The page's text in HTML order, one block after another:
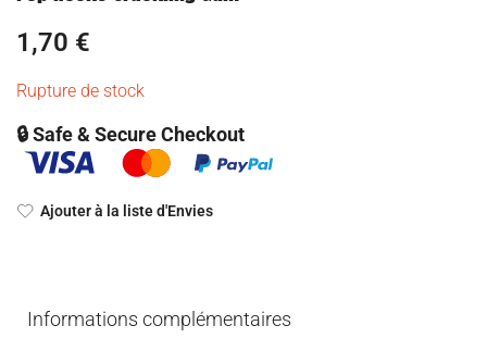
1,70 €
Rupture de stock
🔒 Safe & Secure Checkout
Ajouter à la liste d'Envies
Informations complémentaires